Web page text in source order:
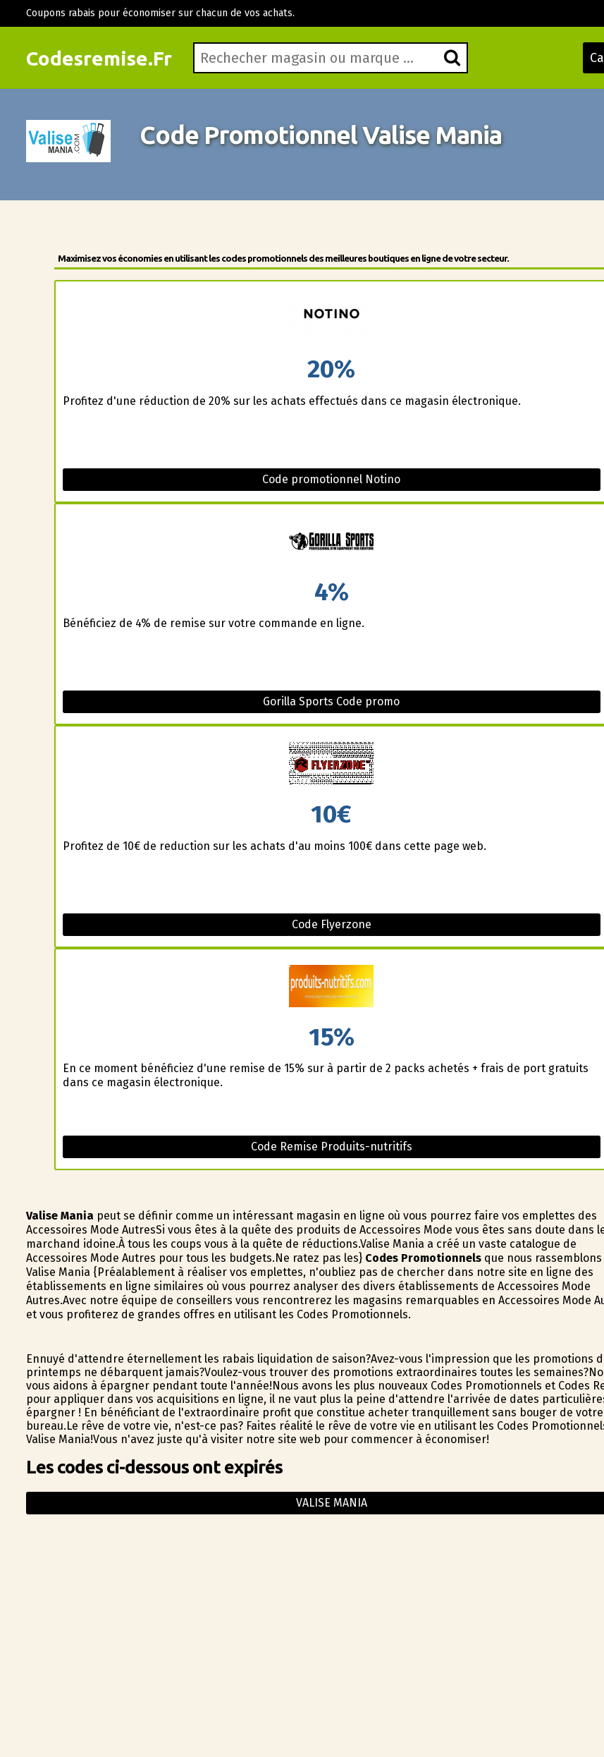
Codesremise.Fr
Coupons rabais pour économiser sur chacun de vos achats.
Code Promotionnel Valise Mania
Maximisez vos économies en utilisant les codes promotionnels des meilleures boutiques en ligne de votre secteur.
20%
Profitez d'une réduction de 20% sur les achats effectués dans ce magasin électronique.
Code promotionnel Notino
4%
Bénéficiez de 4% de remise sur votre commande en ligne.
Gorilla Sports Code promo
10€
Profitez de 10€ de reduction sur les achats d'au moins 100€ dans cette page web.
Code Flyerzone
15%
En ce moment bénéficiez d'une remise de 15% sur à partir de 2 packs achetés + frais de port gratuits
dans ce magasin électronique.
Code Remise Produits-nutritifs
Valise Mania peut se définir comme un intéressant magasin en ligne où vous pourrez faire vos emplettes des
Accessoires Mode AutresSi vous êtes à la quête des produits de Accessoires Mode vous êtes sans doute dans
marchand idoine.À tous les coups vous à la quête de réductions.Valise Mania a créé un vaste catalogue de
Accessoires Mode Autres pour tous les budgets.Ne ratez pas les} Codes Promotionnelsque nous
Valise Mania {Préalablement à réaliser vos emplettes, n'oubliez pas de chercher dans notre site en ligne des
établissements en ligne similaires où vous pourrez analyser des divers établissements de Accessoires Mode
Autres.Avec notre équipe de conseillers vous rencontrerez les magasins remarquables en Accessoires Mode
et vous profiterez de grandes offres en utilisant les Codes Promotionnels.
Ennuyé d'attendre éternellement les rabais liquidation de saison?Avez-vous l'impression que les promotions
printemps ne débarquent jamais?Voulez-vous trouver des promotions extraordinaires toutes les
vous aidons à épargner pendant toute l'année!Nous avons les plus nouveaux Codes Promotionnels et Codes
pour appliquer dans vos acquisitions en ligne, il ne vaut plus la peine d'attendre l'arrivée de dates
épargner ! En bénéficiant de l'extraordinaire profit que constitue acheter tranquillement sans bouger de votre
bureau.Le rêve de votre vie, n'est-ce pas? Faites réalité le rêve de votre vie en utilisant les Codes
Valise Mania!Vous n'avez juste qu'à visiter notre site web pour commencer à économiser!
Les codes ci-dessous ont expirés
VALISE MANIA